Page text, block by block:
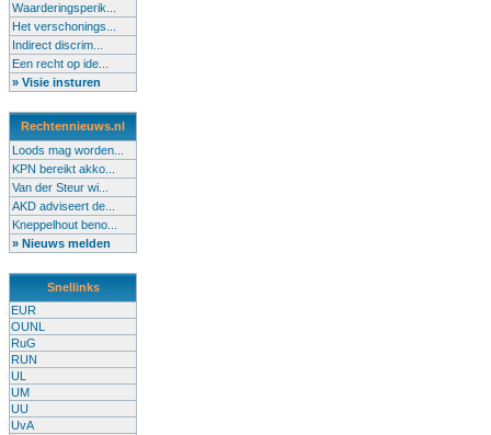
Waarderingsperik...
Het verschonings...
Indirect discrim...
Een recht op ide...
» Visie insturen
Rechtennieuws.nl
Loods mag worden...
KPN bereikt akko...
Van der Steur wi...
AKD adviseert de...
Kneppelhout beno...
» Nieuws melden
Snellinks
EUR
OUNL
RuG
RUN
UL
UM
UU
UvA